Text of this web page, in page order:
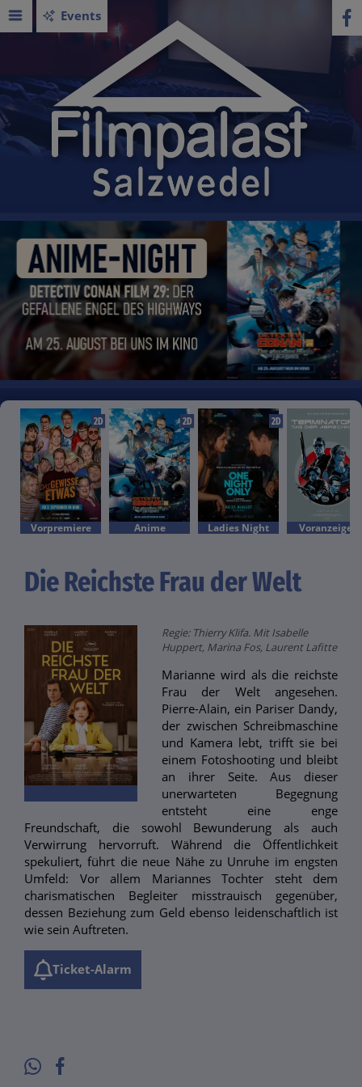
Events
2D
Vorpremiere
2D
Anime
2D
Ladies Night Voranzeige!
Die Reichste Frau der Welt
Regie: Thierry Klifa. Mit Isabelle
Huppert, Marina Fos, Laurent Lafitte
Marianne wird als die reichste
Frau der Welt angesehen.
Pierre-Alain, ein Pariser Dandy,
der zwischen Schreibmaschine
und Kamera lebt, trifft sie bei
einem Fotoshooting und bleibt
an ihrer Seite. Aus dieser
unerwarteten Begegnung
entsteht eine enge
Freundschaft, die sowohl Bewunderung als auch
Verwirrung hervorruft. Während die Öffentlichkeit
spekuliert, führt die neue Nähe zu Unruhe im engsten
Umfeld: Vor allem Mariannes Tochter steht dem
charismatischen Begleiter misstrauisch gegenüber,
dessen Beziehung zum Geld ebenso leidenschaftlich ist
wie sein Auftreten.
Ticket-Alarm